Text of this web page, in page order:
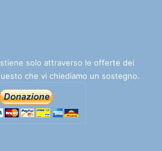
solo attraverso le offerte dei
che vi chiediamo un sostegno.